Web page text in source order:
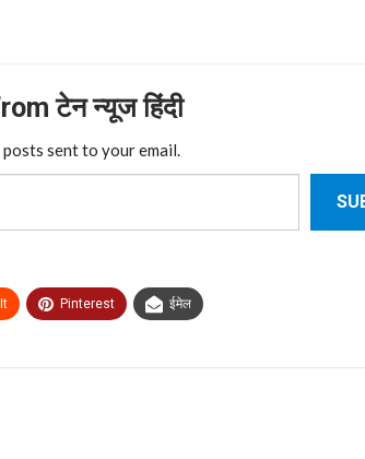
टेन न्यूज हिंदी
sent to your email.
Pinterest ईमेल